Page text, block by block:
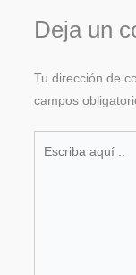
Deja un
Tu dirección de
campos